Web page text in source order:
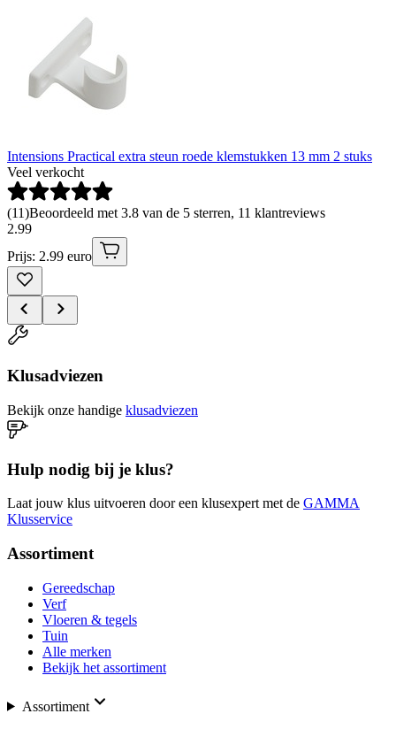
Intensions Practical extra steun roede klemstukken 13 mm 2 stuks
Veel verkocht
(11)Beoordeeld met 3.8 van de 5 sterren, 11 klantreviews
2.99
Prijs: 2.99 euro
Klusadviezen
Bekijk onze handige klusadviezen
Hulp nodig bij je klus?
Laat jouw klus uitvoeren door een klusexpert met de GAMMA
Klusservice
Assortiment
Gereedschap
Verf
Vloeren & tegels
Tuin
Alle merken
Bekijk het assortiment
Assortiment